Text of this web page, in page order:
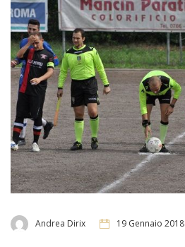
Andrea Dirix 19 Gennaio 2018